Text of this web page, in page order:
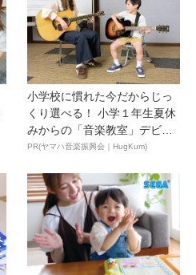
小学校に慣れた今だからじっ
くり選べる！ 小学１年生夏休
みからの「音楽教室」デビ
ュ...
PR(ヤマハ音楽振興会｜HugKum)